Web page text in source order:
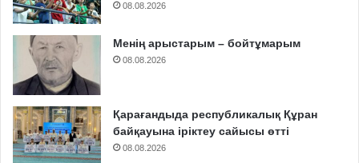
08.08.2026
Менің арыстарым – бойтұмарым
08.08.2026
Қарағандыда республикалық Құран
байқауына іріктеу сайысы өтті
08.08.2026